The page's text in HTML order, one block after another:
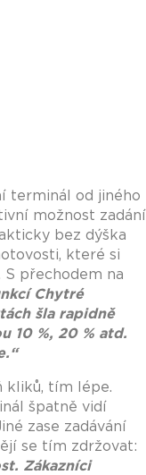
terminál od jiného
možnost zadání
bez dýška
které si
S přechodem na
Chytré
šla rapidně
10 %, 20 % atd.
“
kliků, tím lépe.
špatně vidí
zase zadávání
se tím zdržovat:
Zákazníci